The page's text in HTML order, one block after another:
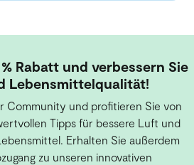
Rabatt und verbessern Sie
Lebensmittelqualität!
Community und profitieren Sie von
Tipps für bessere Luft und
Erhalten Sie außerdem
zu unseren innovativen